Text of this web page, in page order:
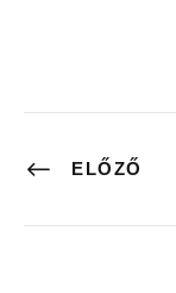
ELŐZŐ